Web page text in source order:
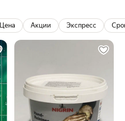
Цена Акции Экспресс